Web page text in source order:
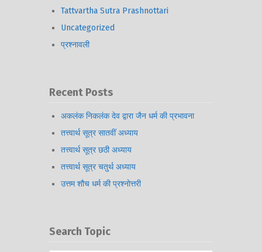
Tattvartha Sutra Prashnottari
Uncategorized
प्रश्नावली
Recent Posts
अकलंक निकलंक देव द्वारा जैन धर्म की प्रभावना
तत्त्वार्थ सूत्र सातवीं अध्याय
तत्त्वार्थ सूत्र छठी अध्याय
तत्त्वार्थ सूत्र चतुर्थ अध्याय
उत्तम शौच धर्म की प्रश्नोत्तरी
Search Topic